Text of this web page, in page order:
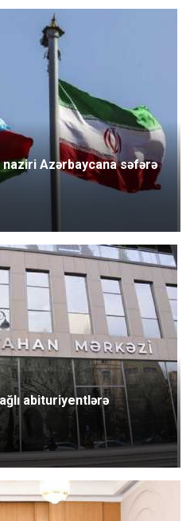
naziri Azərbaycana səfərə
abituriyentlərə